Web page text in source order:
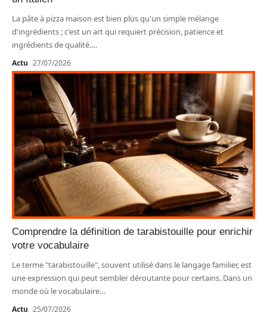
La pâte à pizza maison est bien plus qu'un simple mélange
d'ingrédients ; c'est un art qui requiert précision, patience et
ingrédients de qualité.…
Actu 27/07/2026
Comprendre la définition de tarabistouille pour enrichir
votre vocabulaire
Le terme "tarabistouille", souvent utilisé dans le langage familier, est
une expression qui peut sembler déroutante pour certains. Dans un
monde où le vocabulaire…
Actu 25/07/2026